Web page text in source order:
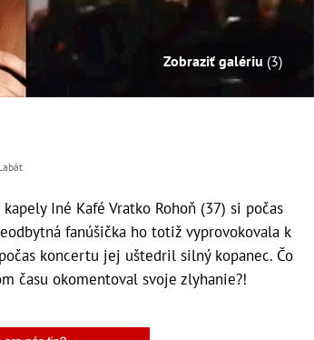
Zobraziť galériu (3)
Iné Kafé Vratko Rohoň (37) si počas
fanúšička ho totiž vyprovokovala k
koncertu jej uštedril silný kopanec. Čo
času okomentoval svoje zlyhanie?!